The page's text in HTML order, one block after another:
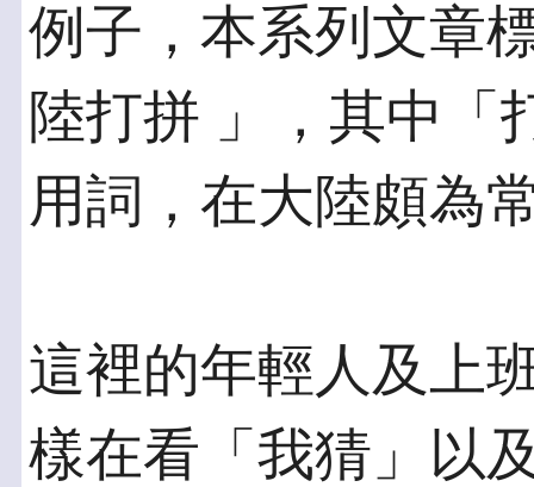
例子，本系列文章
陸打拼 」，其中「
用詞，在大陸頗為
這裡的年輕人及上
樣在看「我猜」以